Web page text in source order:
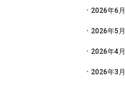
2026年6月
2026年5月
2026年4月
2026年3月